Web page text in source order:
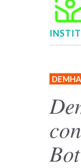
-
site